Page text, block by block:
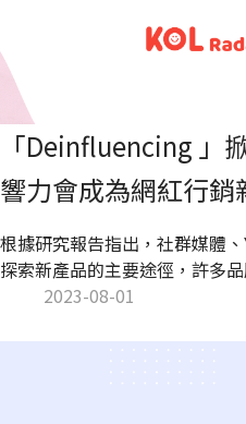
「Deinfluencing 」
響力會成為網紅行銷
根據研究報告指出，社群媒體
探索新產品的主要途徑，許多
時結合 KOL 行銷。 然而，在網
影響力）的熱潮。究竟是什麼
2023-08-01